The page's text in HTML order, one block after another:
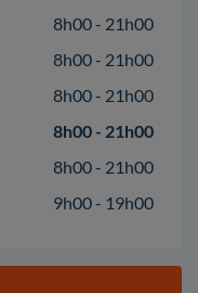
8h00 - 21h00
8h00 - 21h00
8h00 - 21h00
8h00 - 21h00
8h00 - 21h00
9h00 - 19h00